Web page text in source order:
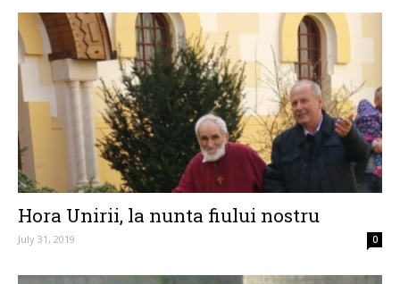
Hora Unirii, la nunta fiului nostru
July 31, 2019 0